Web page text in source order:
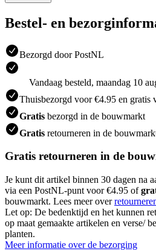
Bestel- en
Bezorgd door PostNL
Vandaag besteld, maandag 10
Thuisbezorgd voor €4.95 en gratis
Gratis bezorgd in de bouwmarkt
Gratis retourneren in de
Gratis retourneren in de
Je kunt dit artikel binnen 30 dagen na
via een PostNL-punt voor €4.95 of
bouwmarkt. Lees meer over
Let op: De bedenktijd en het kunnen
op maat gemaakte artikelen en verse/
planten.
Meer informatie over de bezorging